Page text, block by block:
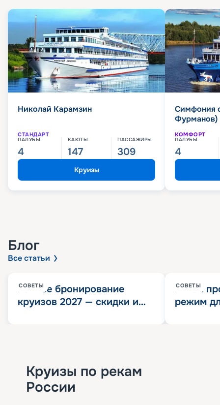
Николай Карамзин
СТАНДАРТ
ПАЛУБЫ
4
КАЮТЫ
147
ПАССАЖИРЫ
309
Круизы
Симфония
Фурманов)
КОМФОРТ
ПАЛУБЫ
4
Блог
Все статьи
СОВЕТЫ
Раннее бронирование
круизов 2027 — скидки и
СОВЕТЫ
Китай
режим
Круизы по рекам
России